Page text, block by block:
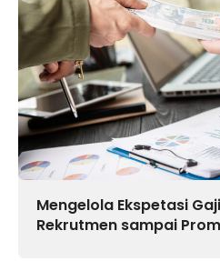
Mengelola Ekspetasi
Rekrutmen sampai